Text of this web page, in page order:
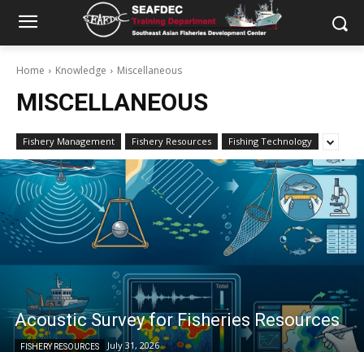
Home Knowledge Miscellaneous
MISCELLANEOUS
Fishery Management Fishery Resources Fishing Technology
Acoustic Survey for Fisheries Resources
FISHERY RESOURCES July 31, 2026